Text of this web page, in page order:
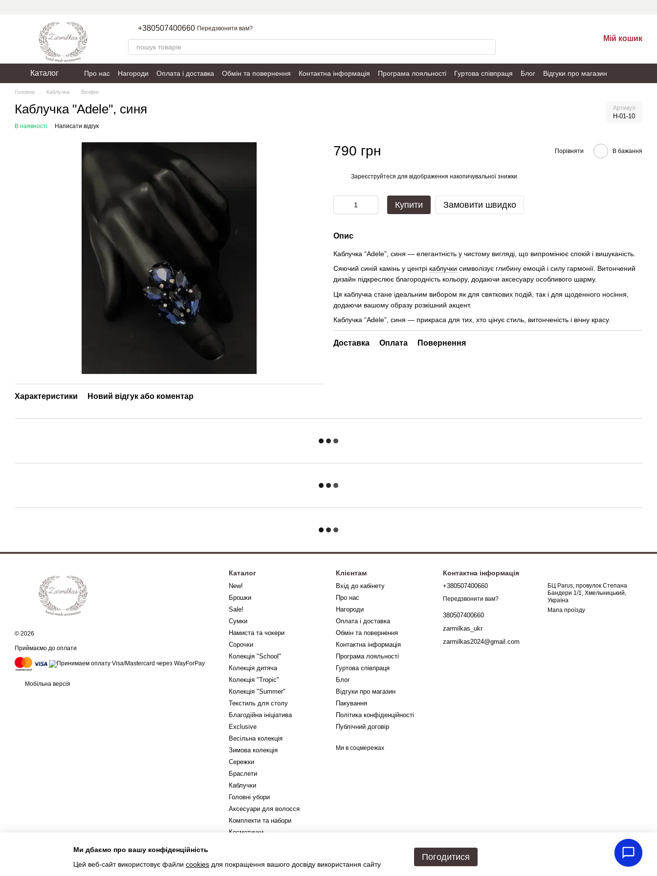
+380507400660 Передзвонити вам?
Мій кошик
Каталог Про нас Нагороди Оплата і доставка Обмін та повернення Контактна інформація Програма лояльності Гуртова співпраця Блог
Відгуки про магазин
Пакування
Політика конфіденційності Публічний договір
Головна Каблучки Вечірні
Каблучка "Adele", синя Артикул
H-01-10
В наявності Написати відгук
Характеристики Новий відгук або коментар
790 грн Порівняти В бажання
Зареєструйтеся для відображення накопичувальної знижки
Купити Замовити швидко
Опис
Каблучка “Adele”, синя — елегантність у чистому вигляді, що випромінює спокій і вишуканість.
Сяючий синій камінь у центрі каблучки символізує глибину емоцій і силу гармонії. Витончений
дизайн підкреслює благородність кольору, додаючи аксесуару особливого шарму.
Ця каблучка стане ідеальним вибором як для святкових подій, так і для щоденного носіння,
додаючи вашому образу розкішний акцент.
Каблучка “Adele”, синя — прикраса для тих, хто цінує стиль, витонченість і вічну красу.
Доставка Оплата Повернення
© 2026
Приймаємо до оплати
Мобільна версія
Інтернет-магазин створений з Хорошоп
Каталог
New!
Брошки
Sale!
Сумки
Намиста та чокери
Сорочки
Колекція "School"
Колекція дитяча
Колекція "Tropic"
Колекція "Summer"
Текстиль для столу
Благодійна ініціатива
Exclusive
Весільна колекція
Зимова колекція
Сережки
Браслети
Каблучки
Головні убори
Аксесуари для волосся
Комплекти та набори
Косметички
Клієнтам
Вхід до кабінету
Про нас
Нагороди
Оплата і доставка
Обмін та повернення
Контактна інформація
Програма лояльності
Гуртова співпраця
Блог
Відгуки про магазин
Пакування
Політика конфіденційності
Публічний договір
Ми в соцмережах
Контактна інформація
+380507400660
Передзвонити вам?
380507400660
zarmilkas_ukr
zarmilkas2024@gmail.com
БЦ Parus, провулок Степана
Бандери 1/1, Хмельницький,
Україна
Мапа проїзду
Ми дбаємо про вашу конфіденційність
Цей веб-сайт використовує файли cookies для покращення вашого досвіду використання сайту
Погодитися